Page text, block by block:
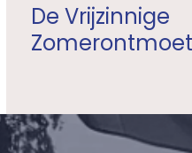
De Vrijzinnige